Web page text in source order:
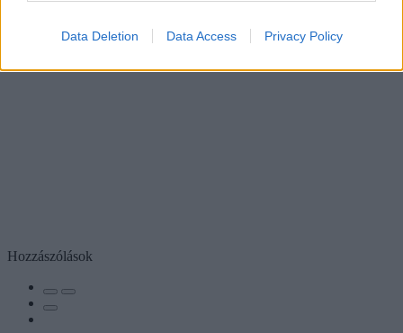
Data Deletion Data Access Privacy Policy
Hozzászólások